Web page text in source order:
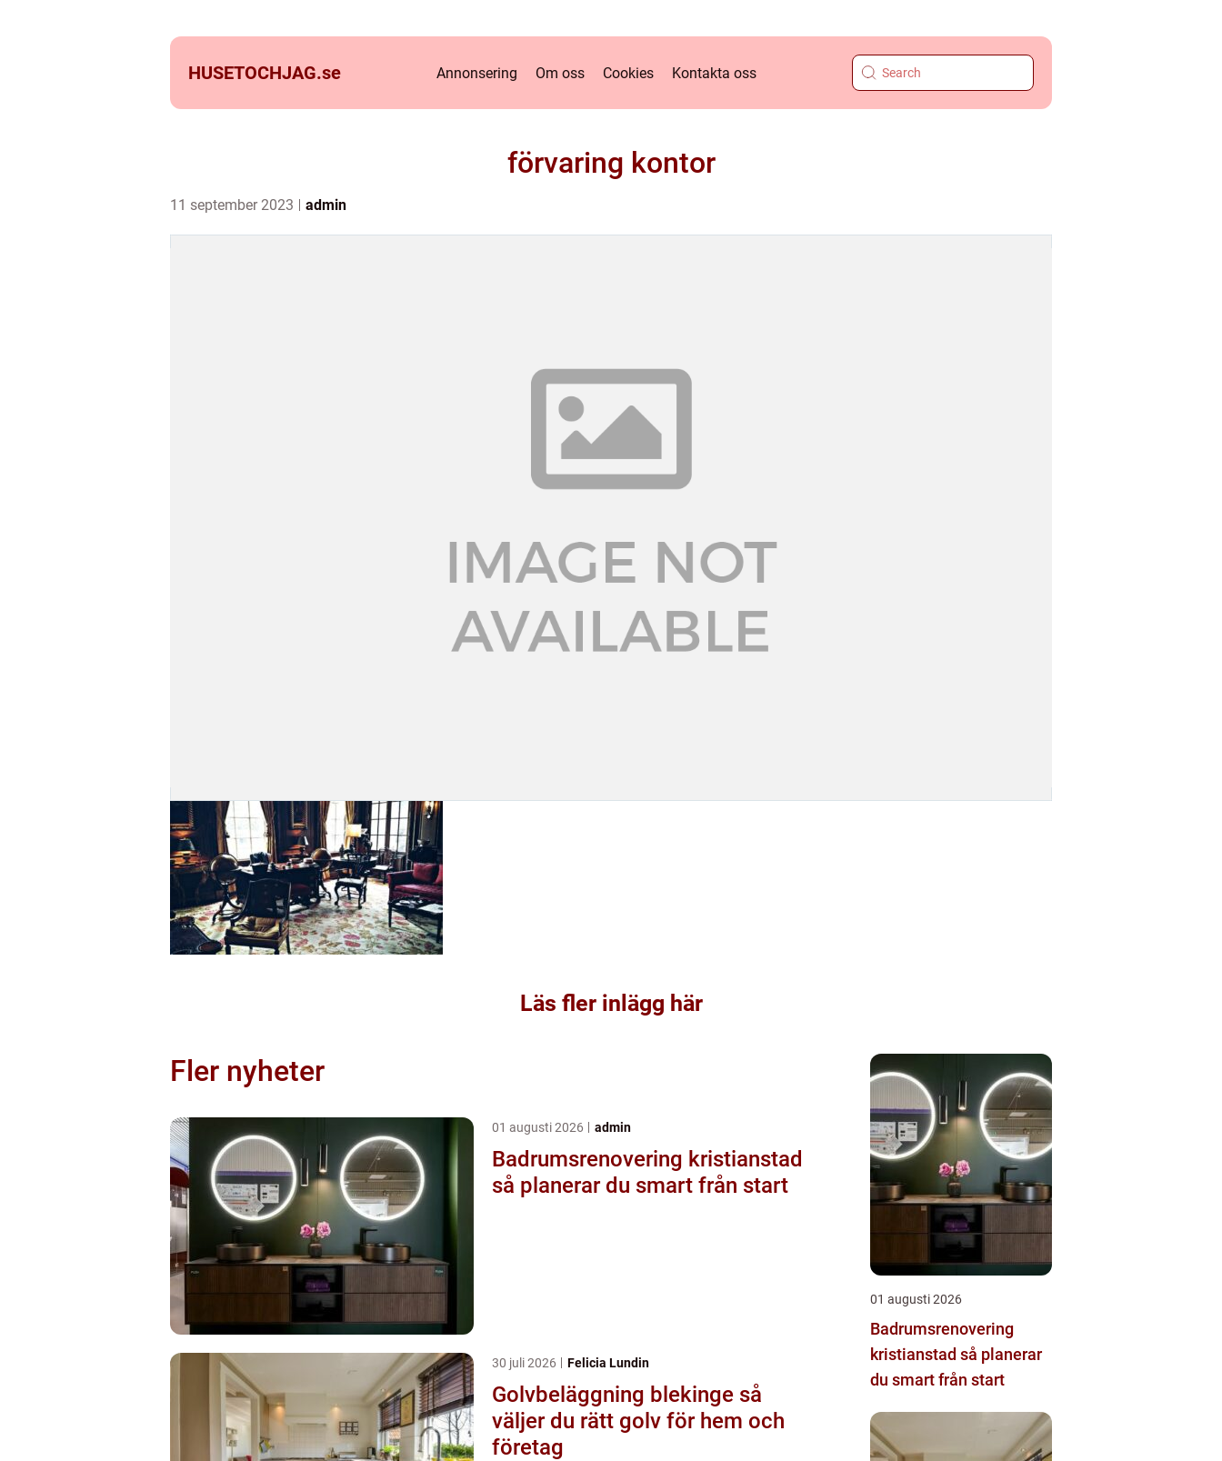
HUSETOCHJAG.se Annonsering Om oss Cookies Kontakta oss
förvaring kontor
11 september 2023 admin
Läs fler inlägg här
Fler nyheter
01 augusti 2026 admin
Badrumsrenovering kristianstad
så planerar du smart från start
30 juli 2026 Felicia Lundin
Golvbeläggning blekinge så
väljer du rätt golv för hem och
företag
01 augusti 2026
Badrumsrenovering
kristianstad så planerar
du smart från start